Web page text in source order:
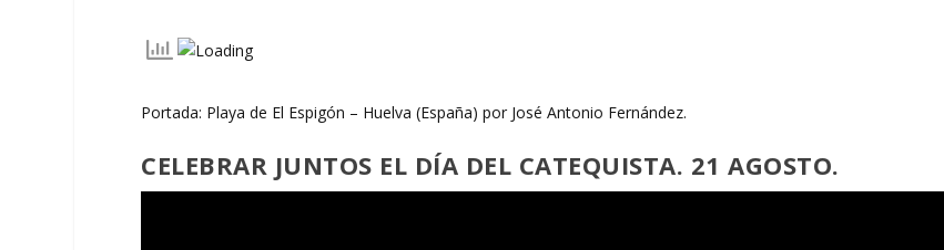
Portada: Playa de El Espigón – Huelva (España) por José Antonio Fernández.
CELEBRAR JUNTOS EL DÍA DEL CATEQUISTA. 21 AGOSTO.